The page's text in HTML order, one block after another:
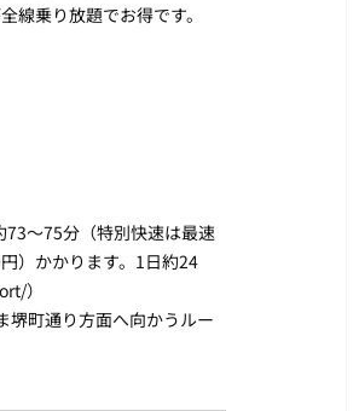
線乗り放題でお得です。
73〜75分（特別快速は最速
）かかります。1日約24
）
堺町通り方面へ向かうルー